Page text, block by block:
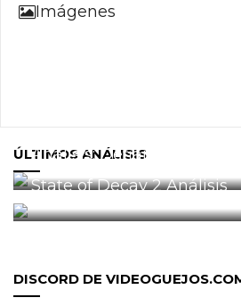
Imágenes
ÚLTIMOS ANÁLISIS
Análisis: Defiance 2050
State of Decay 2 Análisis
DISCORD DE